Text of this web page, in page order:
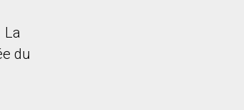
La
du